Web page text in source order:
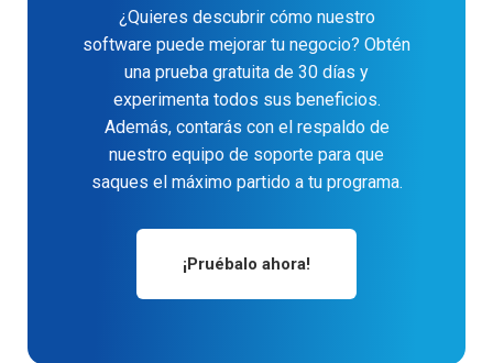
¿Quieres descubrir cómo nuestro
software puede mejorar tu negocio? Obtén
una prueba gratuita de 30 días y
experimenta todos sus beneficios.
Además, contarás con el respaldo de
nuestro equipo de soporte para que
saques el máximo partido a tu programa.
¡Pruébalo ahora!